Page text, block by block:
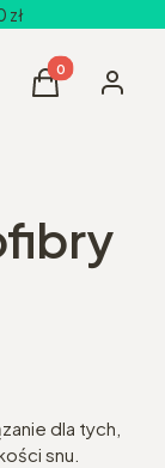
zł
wyszukiwarkę
Produkty w
Koszyk Zaloguj
dla tych,
snu.